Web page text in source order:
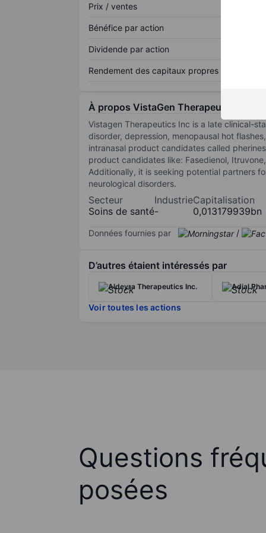
Prix / ventes
Bénéfice par action
Dividende par action
Rendement des capitaux propres
À propos VistaGen Therapeutics Inc.
Vistagen Therapeutics Inc is a late clinical-
disorder, depression, menopausal hot
intranasal product candidates called
product candidates like: Fasedienol,
Additionally, it is seeking potential partners
neurological disorders.
Secteur
Soins de santé
Industrie
-
Capitalisation
0,013179939bn
Données fournies par /
D’autres étaient intéressés par
Aldeyra Therapeutics Inc. Adial
Voir toutes les actions
Questions
posées